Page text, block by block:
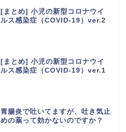
[まとめ] 小児の新型コロナウイ
ルス感染症（COVID-19）ver.2
[まとめ] 小児の新型コロナウイ
ルス感染症（COVID-19）ver.1
胃腸炎で吐いてますが、吐き気止
めの薬って効かないのですか？